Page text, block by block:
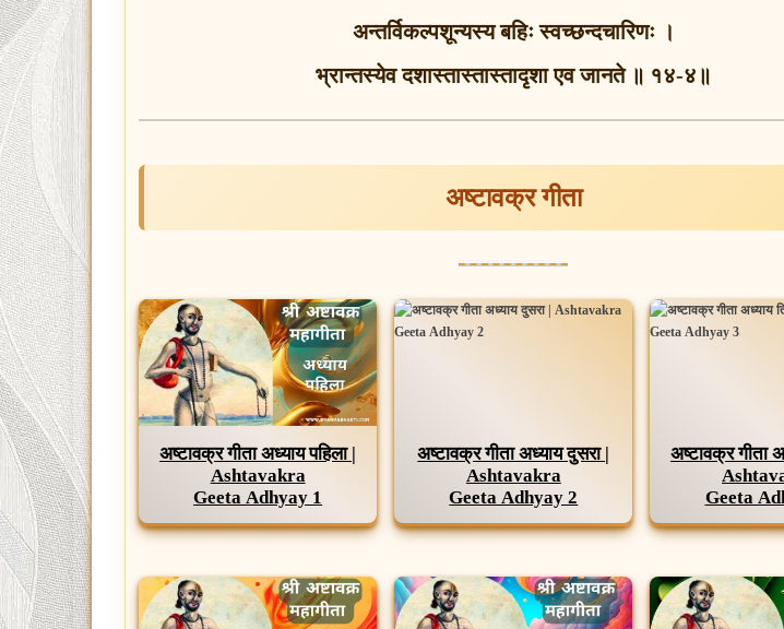
अन्तर्विकल्पशून्यस्य बहिः स्वच्छन्दचारिणः ।
भ्रान्तस्येव दशास्तास्तास्तादृशा एव जानते ॥ १४-४॥
अष्टावक्र गीता
अष्टावक्र गीता अध्याय पहिला |
Ashtavakra
Geeta Adhyay 1
अष्टावक्र गीता अध्याय दुसरा |
Ashtavakra
Geeta Adhyay 2
अष्टावक्र गीता
Geeta